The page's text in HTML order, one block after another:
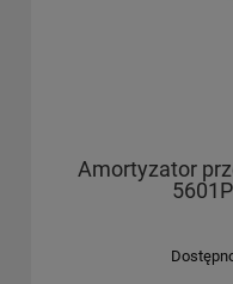
Amortyzator